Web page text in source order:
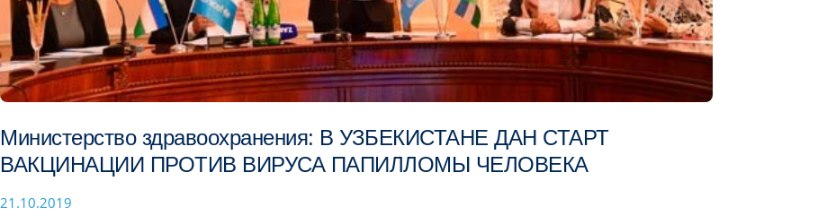
Министерство здравоохранения: В УЗБЕКИСТАНЕ ДАН СТАРТ
ВАКЦИНАЦИИ ПРОТИВ ВИРУСА ПАПИЛЛОМЫ ЧЕЛОВЕКА
21.10.2019